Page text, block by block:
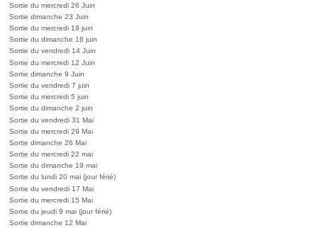
Sortie du mercredi 26 Juin
Sortie dimanche 23 Juin
Sortie du mercredi 19 juin
Sortie du dimanche 16 juin
Sortie du vendredi 14 Juin
Sortie du mercredi 12 Juin
Sortie dimanche 9 Juin
Sortie du vendredi 7 juin
Sortie du mercredi 5 juin
Sortie du dimanche 2 juin
Sortie du vendredi 31 Mai
Sortie du mercredi 29 Mai
Sortie dimanche 26 Mai
Sortie du mercredi 22 mai
Sortie du dimanche 19 mai
Sortie du lundi 20 mai (jour férié)
Sortie du vendredi 17 Mai
Sortie du mercredi 15 Mai
Sortie du jeudi 9 mai (jour férié)
Sortie dimanche 12 Mai